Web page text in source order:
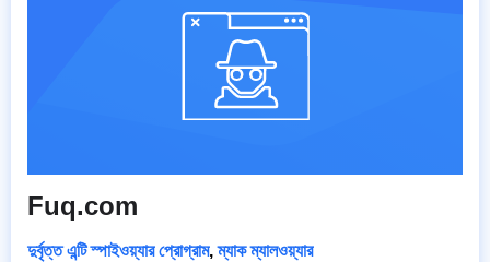
Fuq.com
দুর্বৃত্ত এন্টি স্পাইওয়্যার প্রোগ্রাম,ম্যাক ম্যালওয়্যার